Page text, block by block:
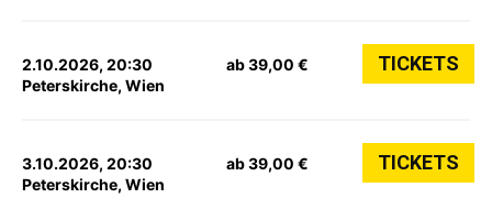
2.10.2026, 20:30
Peterskirche, Wien
ab 39,00 € TICKETS
3.10.2026, 20:30
Peterskirche, Wien
ab 39,00 € TICKETS